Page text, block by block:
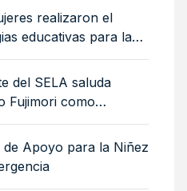
realizaron el
educativas para la
y niñas migrantes
del SELA saluda
Fujimori como
de Apoyo para la Niñez